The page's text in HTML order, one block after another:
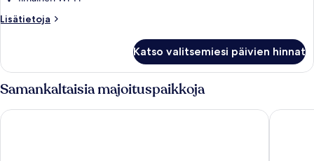
Lisätietoja
Lisätietoja
Katso valitsemiesi päivien hinnat
Samankaltaisia majoituspaikkoja
FERGUS Club Pineda Splash AQUA